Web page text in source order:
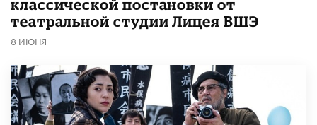
классической постановки от
театральной студии Лицея ВШЭ
8 ИЮНЯ